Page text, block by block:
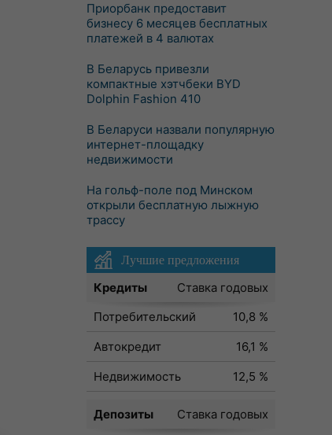
Приорбанк предоставит
бизнесу 6 месяцев бесплатных
платежей в 4 валютах
В Беларусь привезли
компактные хэтчбеки BYD
Dolphin Fashion 410
В Беларуси назвали популярную
интернет-площадку
недвижимости
На гольф-поле под Минском
открыли бесплатную лыжную
трассу
Лучшие предложения
Кредиты
Ставка годовых
Потребительский
10,8 %
Автокредит
16,1 %
Недвижимость
12,5 %
Депозиты
Ставка годовых